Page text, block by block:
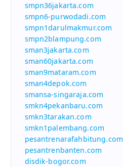
smpn36jakarta.com
smpn6-purwodadi.com
smpn1darulmakmur.com
smpn2blampung.com
sman3jakarta.com
sman60jakarta.com
sman9mataram.com
sman4depok.com
smansa-singaraja.com
smkn4pekanbaru.com
smkn3tarakan.com
smkn1palembang.com
pesantrenarafahbitung.com
pesantrenbanten.com
disdik-bogor.com